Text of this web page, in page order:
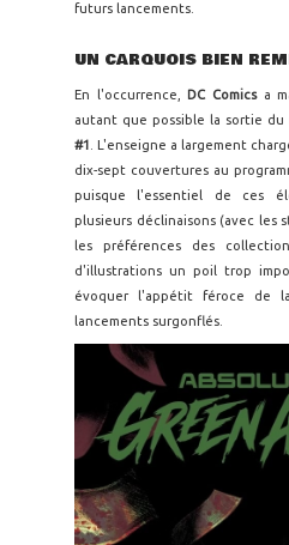
futurs lancements.
UN CARQUOIS BIEN
En l'occurrence, DC Comicsa
autant que possible la sortie du
#1
. L'enseigne a largement
dix-sept couvertures au
puisque l'essentiel de ces
plusieurs déclinaisons (avec les
les préférences des
d'illustrations un poil trop
évoquer l'appétit féroce de
lancements surgonflés.